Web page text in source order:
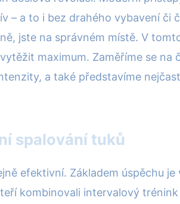
– a to i bez drahého vybavení či
jste na správném místě. V
maximum. Zaměříme se na
a také představíme
spalování tuků
efektivní. Základem úspěchu
kombinovali intervalový